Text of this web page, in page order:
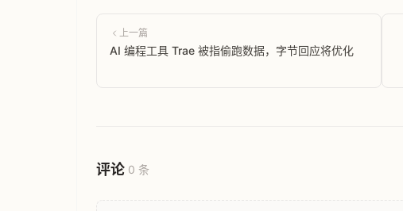
上一篇
AI 编程工具 Trae 被指偷跑数据，字节回应将优化
评论 0 条